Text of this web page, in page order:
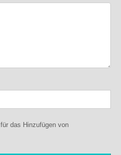
für das Hinzufügen von